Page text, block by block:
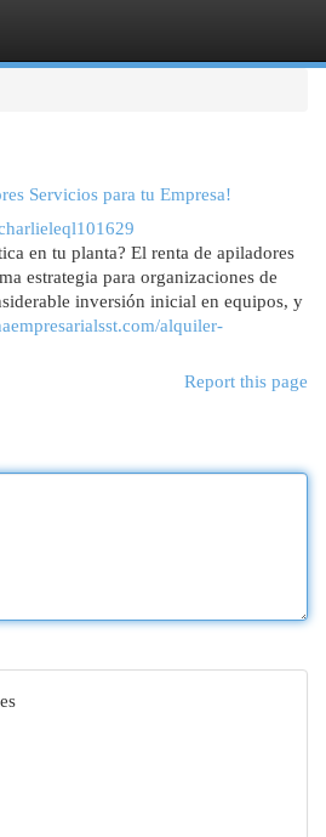
Servicios para tu Empresa!
en tu planta? El renta de apiladores
estrategia para organizaciones de
inversión inicial en equipos, y
alquiler-
Report this page